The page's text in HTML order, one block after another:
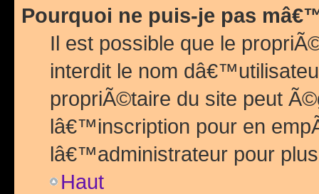
Pourquoi ne puis-je pas
Il est possible que le
interdit le nom
propriÃ©taire du site peut
lâ€™inscription pour en
lâ€™administrateur pour
Haut